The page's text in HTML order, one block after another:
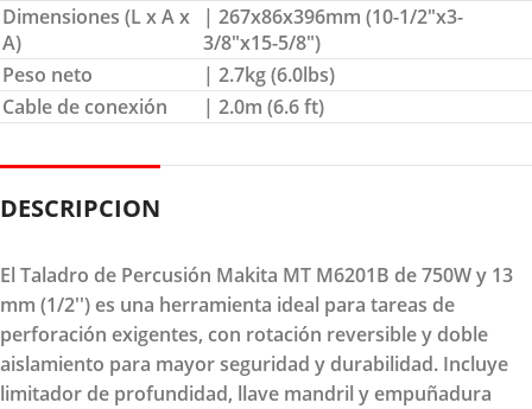
Dimensiones (L x A x
A)
| 267x86x396mm (10-1/2″x3-
3/8″x15-5/8″)
Peso neto
| 2.7kg (6.0lbs)
Cable de conexión
| 2.0m (6.6 ft)
DESCRIPCION
El Taladro de Percusión Makita MT M6201B de 750W y 13
mm (1/2'') es una herramienta ideal para tareas de
perforación exigentes, con rotación reversible y doble
aislamiento para mayor seguridad y durabilidad. Incluye
limitador de profundidad, llave mandril y empuñadura